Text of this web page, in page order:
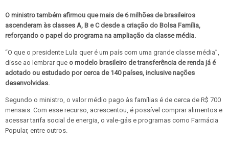
O ministro também afirmou que mais de 6 milhões de brasileiros
ascenderam às classes A, B e C desde a criação do Bolsa Família,
reforçando o papel do programa na ampliação da classe média.
“O que o presidente Lula quer é um país com uma grande classe média”,
disse ao lembrar que o modelo brasileiro de transferência de renda já é
adotado ou estudado por cerca de 140 países, inclusive nações
desenvolvidas.
Segundo o ministro, o valor médio pago às famílias é de cerca de R$ 700
mensais. Com esse recurso, acrescentou, é possível comprar alimentos e
acessar tarifa social de energia, o vale-gás e programas como Farmácia
Popular, entre outros.